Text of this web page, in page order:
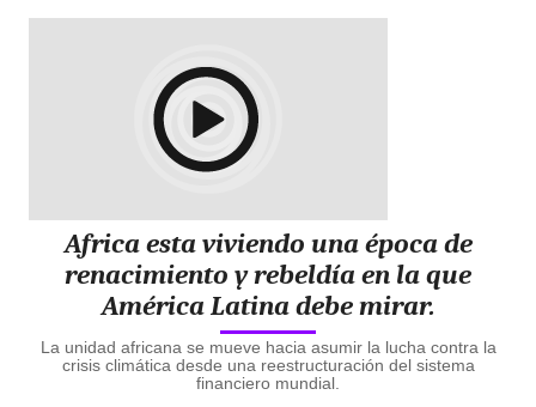
Africa esta viviendo una época de
renacimiento y rebeldía en la que
América Latina debe mirar.
La unidad africana se mueve hacia asumir la lucha contra la
crisis climática desde una reestructuración del sistema
financiero mundial.